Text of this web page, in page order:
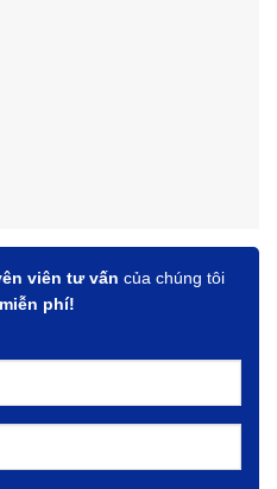
viên tư vấn của chúng tôi
miễn phí!